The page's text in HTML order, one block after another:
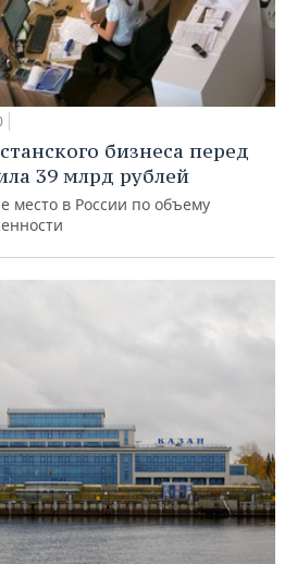
бизнеса перед
39 млрд рублей
место в России по объему